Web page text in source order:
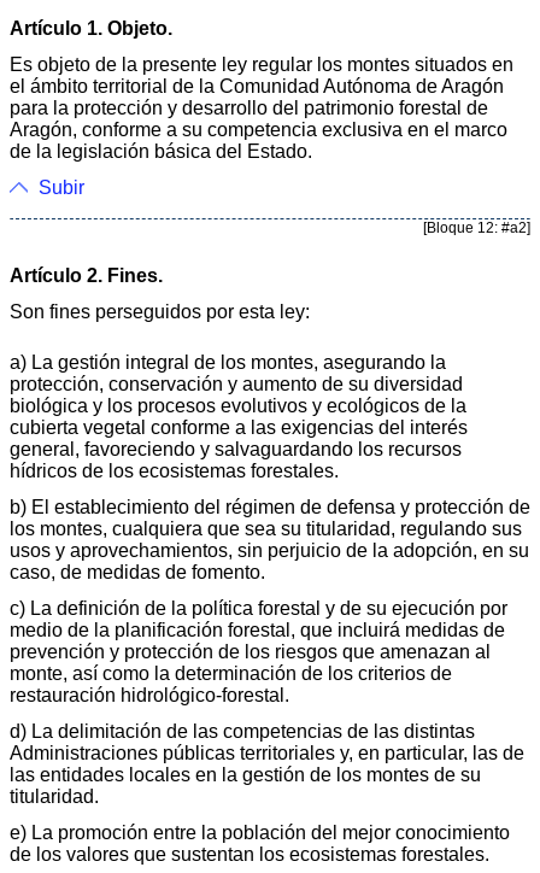
Artículo 1. Objeto.
Es objeto de la presente ley regular los montes situados en
el ámbito territorial de la Comunidad Autónoma de Aragón
para la protección y desarrollo del patrimonio forestal de
Aragón, conforme a su competencia exclusiva en el marco
de la legislación básica del Estado.
Subir
[Bloque 12: #a2]
Artículo 2. Fines.
Son fines perseguidos por esta ley:
a) La gestión integral de los montes, asegurando la
protección, conservación y aumento de su diversidad
biológica y los procesos evolutivos y ecológicos de la
cubierta vegetal conforme a las exigencias del interés
general, favoreciendo y salvaguardando los recursos
hídricos de los ecosistemas forestales.
b) El establecimiento del régimen de defensa y protección de
los montes, cualquiera que sea su titularidad, regulando sus
usos y aprovechamientos, sin perjuicio de la adopción, en su
caso, de medidas de fomento.
c) La definición de la política forestal y de su ejecución por
medio de la planificación forestal, que incluirá medidas de
prevención y protección de los riesgos que amenazan al
monte, así como la determinación de los criterios de
restauración hidrológico-forestal.
d) La delimitación de las competencias de las distintas
Administraciones públicas territoriales y, en particular, las de
las entidades locales en la gestión de los montes de su
titularidad.
e) La promoción entre la población del mejor conocimiento
de los valores que sustentan los ecosistemas forestales.